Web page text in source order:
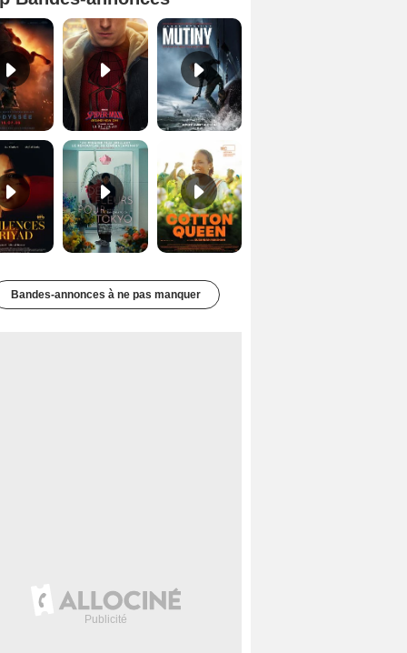
L'Odyssée Bande-annonce VO STFR Spider-Man: Brand New Day Bande-annonce VO STFR
Les Silences de Riyad Bande-annonce VO STFR Cotton Queen Bande-annonce VO STFR
Bandes-annonces à ne pas manquer